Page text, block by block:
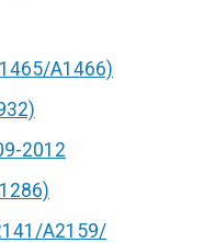
A1466)
2012
А2159/